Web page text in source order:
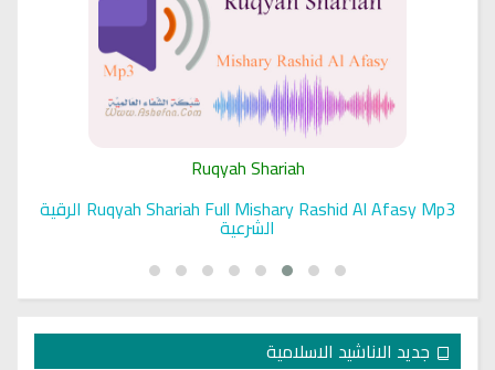
Ruqyah Shariah
Ruqyah Shariah Full Mishary Rashid Al Afasy Mp3 الرقية
الشرعية
جديد الاناشيد الاسلامية